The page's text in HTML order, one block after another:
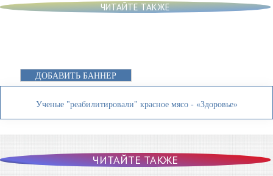
ЧИТАЙТЕ ТАКЖЕ
ДОБАВИТЬ БАННЕР
Ученые "реабилитировали" красное мясо - «Здоровье»
ЧИТАЙТЕ ТАКЖЕ